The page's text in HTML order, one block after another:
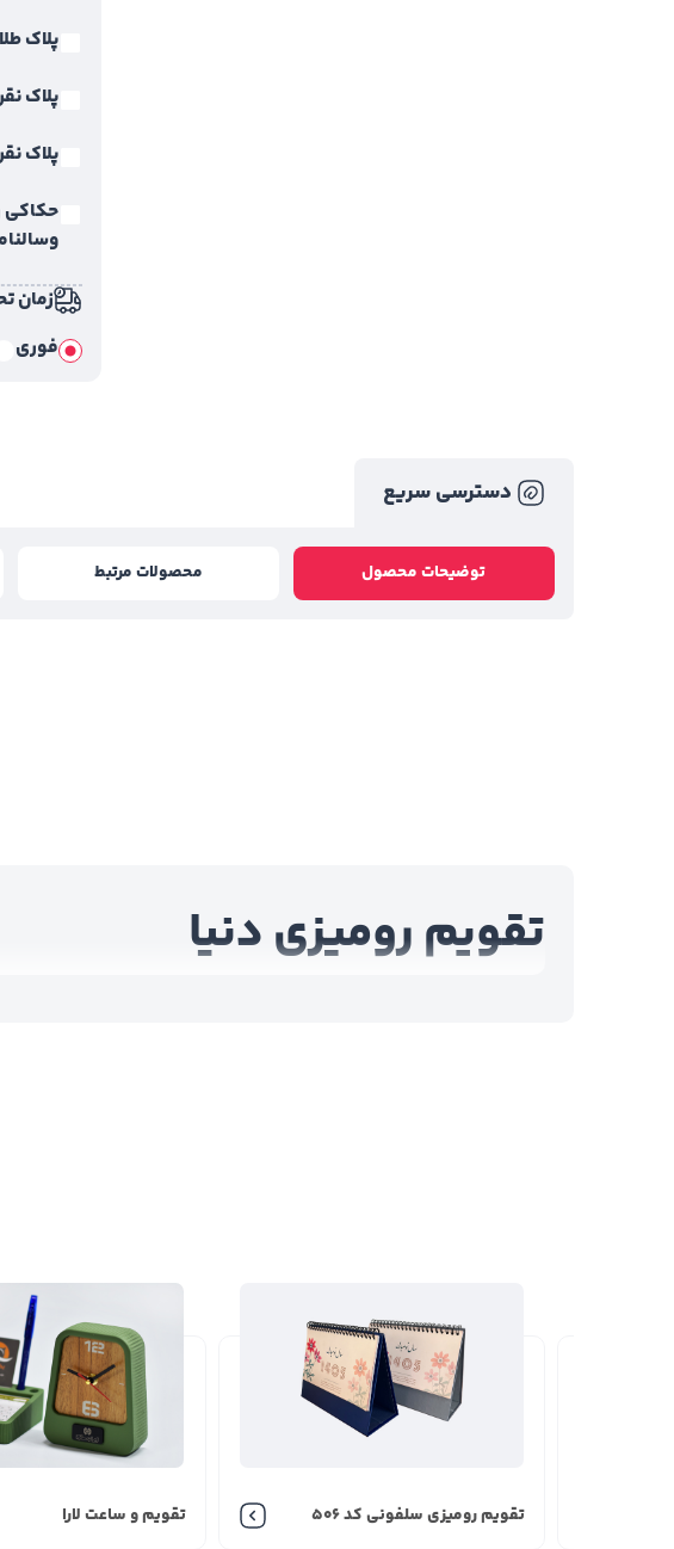
پلاک
پلاک
پلاک
حکاکی
زمان
فوری
دسترسی سریع
توضیحات محصول محصولات مرتبط
تقویم رومیزی دنیا
تقویم و ساعت لارا تقویم رومیزی سلفونی کد 506